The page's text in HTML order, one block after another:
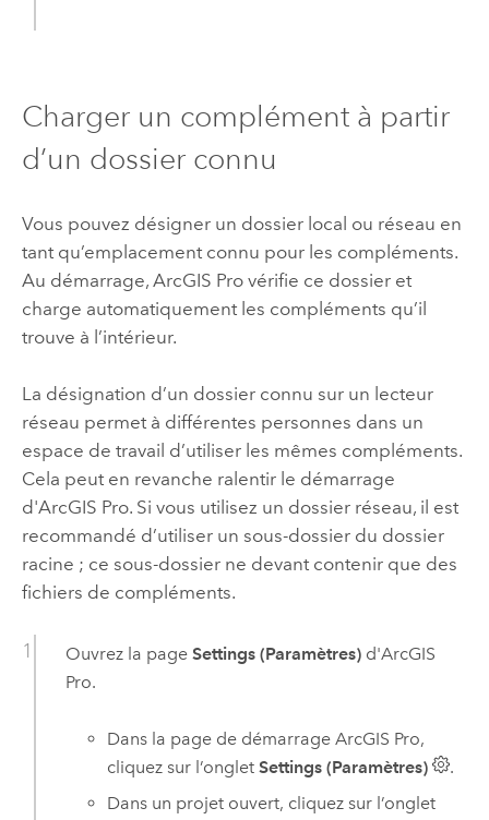
Charger un complément à partir
d’un dossier connu
Vous pouvez désigner un dossier local ou réseau en
tant qu’emplacement connu pour les compléments.
Au démarrage, ArcGIS Provérifie ce dossier et
charge automatiquement les compléments qu’il
trouve à l’intérieur.
La désignation d’un dossier connu sur un lecteur
réseau permet à différentes personnes dans un
espace de travail d’utiliser les mêmes compléments.
Cela peut en revanche ralentir le démarrage
d'ArcGIS Pro. Si vous utilisez un dossier réseau, il est
recommandé d’utiliser un sous-dossier du dossier
racine ; ce sous-dossier ne devant contenir que des
fichiers de compléments.
Ouvrez la page Settings (Paramètres)d'ArcGIS
Pro.
Dans la page de démarrageArcGIS Pro,
cliquez sur l’ongletSettings (Paramètres)
.
Dans un projet ouvert, cliquez sur l’onglet